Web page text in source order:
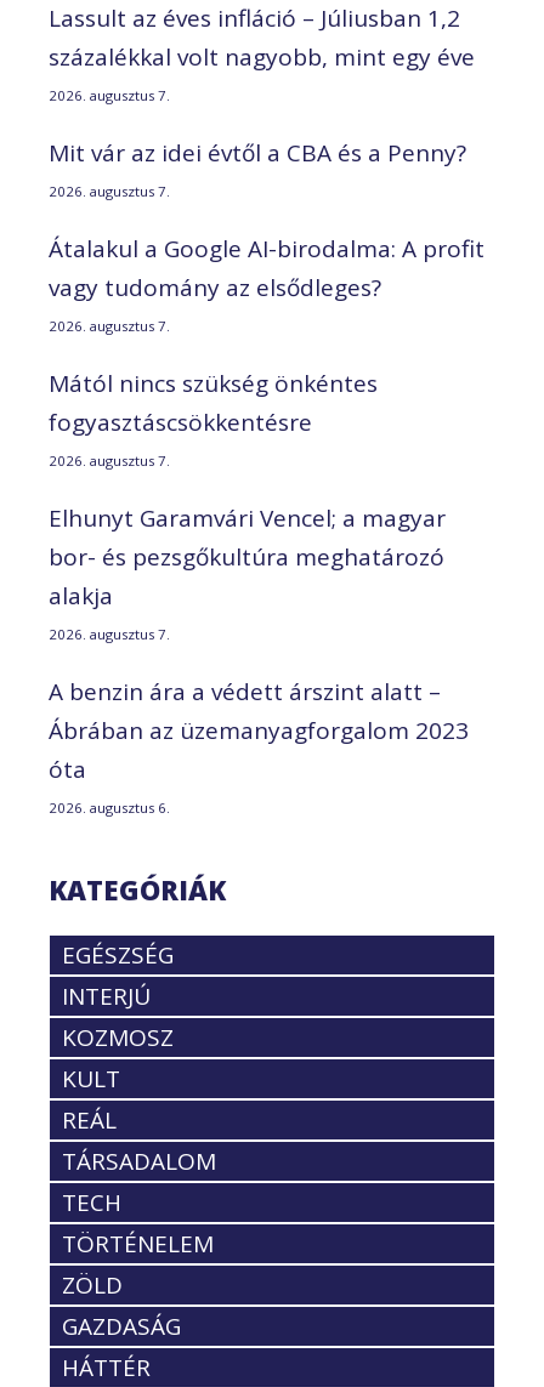
Lassult az éves infláció – Júliusban 1,2
százalékkal volt nagyobb, mint egy éve
2026. augusztus 7.
Mit vár az idei évtől a CBA és a Penny?
2026. augusztus 7.
Átalakul a Google AI-birodalma: A profit
vagy tudomány az elsődleges?
2026. augusztus 7.
Mától nincs szükség önkéntes
fogyasztáscsökkentésre
2026. augusztus 7.
Elhunyt Garamvári Vencel; a magyar
bor- és pezsgőkultúra meghatározó
alakja
2026. augusztus 7.
A benzin ára a védett árszint alatt –
Ábrában az üzemanyagforgalom 2023
óta
2026. augusztus 6.
KATEGÓRIÁK
EGÉSZSÉG
INTERJÚ
KOZMOSZ
KULT
REÁL
TÁRSADALOM
TECH
TÖRTÉNELEM
ZÖLD
GAZDASÁG
HÁTTÉR